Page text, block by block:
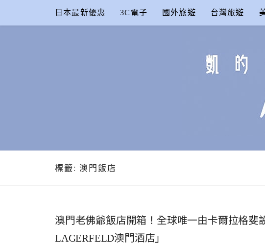
content
日本最新優惠 3C電子 國外旅遊 台灣旅遊
凱的日本食尚日
標籤: 澳門飯店
澳門老佛爺飯店開箱！全球唯一由卡爾拉格斐
LAGERFELD澳門酒店」